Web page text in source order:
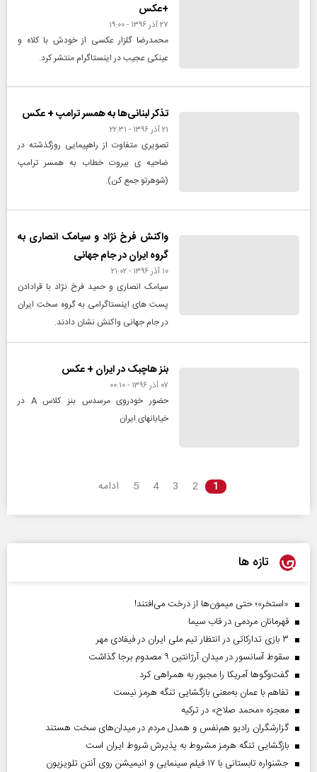
+عکس
۲۷ آذر ۱۳۹۶ - ۱۹:۰۰
محمدرضا گلزار عکسی از خودش با کلاه و
عینکی عجیب در اینستاگرام منتشر کرد.
تذکر لبنانی‌ها به همسر ترامپ + عکس
۲۱ آذر ۱۳۹۶ - ۲۲:۳۱
تصویری متفاوت از راهپیمایی روزگذشته در
ضاحیه ی بیروت خطاب به همسر ترامپ
(شوهرتو جمع کن).
واکنش فرخ نژاد و سیامک انصاری به
گروه ایران در جام جهانی
۱۰ آذر ۱۳۹۶ - ۲۱:۰۲
سیامک انصاری و حمید فرخ نژاد با قرادادن
پست های اینستاگرامی به گروه سخت ایران
در جام جهانی واکنش نشان دادند.
بنز هاچبک در ایران + عکس
۰۷ آذر ۱۳۹۶ - ۰۰:۱۰
حضور خودروی مرسدس بنز کلاس A در
خیابانهای ایران
1
2
3
4
5 ادامه
تازه ها
«استخر»‌‌؛ حتی میمون‌ها از درخت می‌افتند!
قهرمانان مردمی در قاب سیما
۳ بازی تدارکاتی در انتظار تیم ملی ایران در فیفادی مهر
سقوط آسانسور در میدان آرژانتین ۹ مصدوم برجا گذاشت
گفت‌وگوها آمریکا را مجبور به همراهی کرد
تفاهم با عمان به‌معنی بازگشایی تنگه هرمز نیست
معجزه «محمد صلاح» در ترکیه
گزارشگران رادیو هم‌نفس و همدل مردم در میدان‌های سخت هستند
بازگشایی تنگه هرمز مشروط به پذیرش شروط ایران است
جشنواره تابستانی با ۱۷ فیلم سینمایی و انیمیشن روی آنتن تلویزیون